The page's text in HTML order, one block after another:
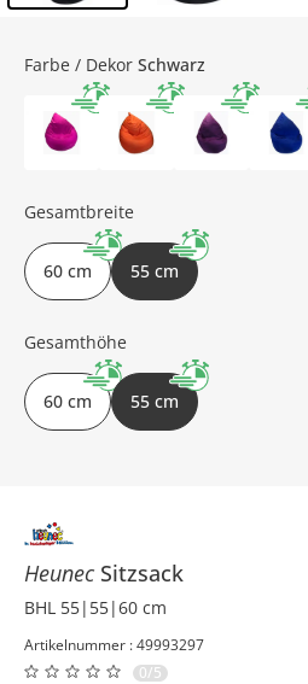
Heunec Sitzsack
BHL 55|55|60 cm
Artikelnummer : 49993297
0/5
Farbe / Dekor Schwarz
Gesamtbreite
60 cm 55 cm
Gesamthöhe
60 cm 55 cm